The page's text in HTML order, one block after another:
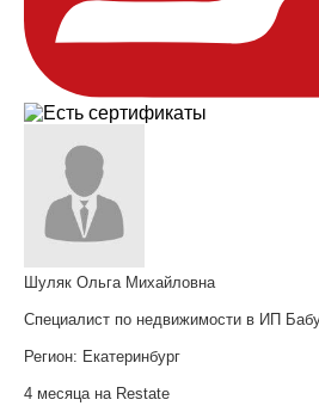
Шуляк Ольга Михайловна
Специалист по недвижимости в ИП
Регион: Екатеринбург
4 месяца на Restate